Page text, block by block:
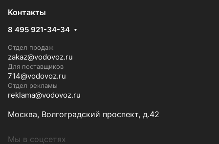
Контакты
8 495 921-34-34
Отдел продаж
zakaz@vodovoz.ru
Для поставщиков
714@vodovoz.ru
Отдел рекламы
reklama@vodovoz.ru
Москва, Волгоградский проспект, д.42
Мы в соцсетях